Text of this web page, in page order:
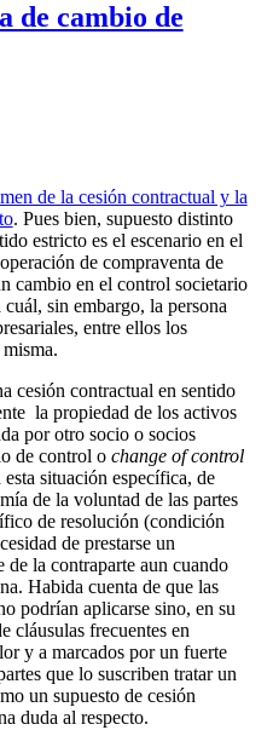
de cambio de
de la cesión contractual y la
. Pues bien, supuesto distinto
estricto es el escenario en el
de compraventa de
cambio en el control societario
sin embargo, la persona
entre ellos los
cesión contractual en sentido
la propiedad de los activos
por otro socio o socios
de control o change of control
situación específica, de
de la voluntad de las partes
de resolución (condición
de prestarse un
de la contraparte aun cuando
Habida cuenta de que las
podrían aplicarse sino, en su
cláusulas frecuentes en
y a marcados por un fuerte
que lo suscriben tratar un
un supuesto de cesión
duda al respecto.